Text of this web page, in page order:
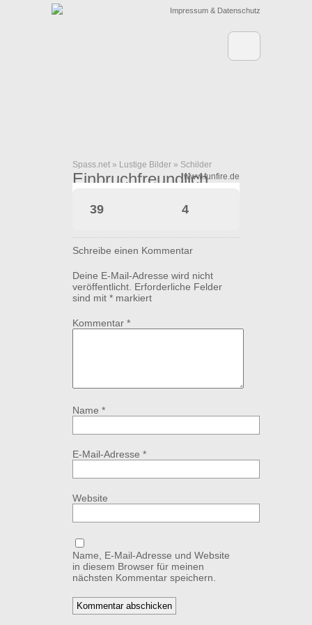
Impressum & Datenschutz
Spass.net » Lustige Bilder » Schilder
Einbruchfreundlichwww.funfire.de
39 4
Schreibe einen Kommentar
Deine E-Mail-Adresse wird nicht
veröffentlicht. Erforderliche Felder
sind mit * markiert
Kommentar *
Name *
E-Mail-Adresse *
Website
Name, E-Mail-Adresse und Website
in diesem Browser für meinen
nächsten Kommentar speichern.